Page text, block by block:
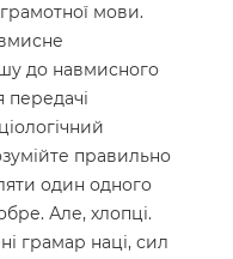
грамотної мови.
до навмисного
передачі
правильно
один одного
Але, хлопці.
грамар наці, сил